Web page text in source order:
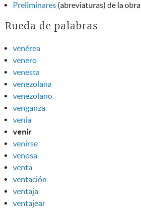
Preliminares (abreviaturas) de la obra
Rueda de palabras
venérea
venero
venesta
venezolana
venezolano
venganza
venia
venir
venirse
venosa
venta
ventación
ventaja
ventajear